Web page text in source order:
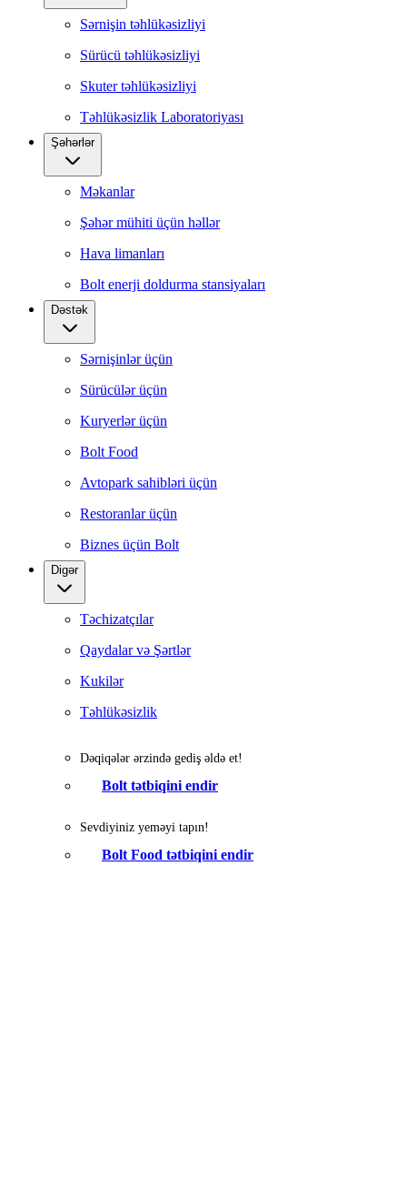
Sərnişin təhlükəsizliyi
Sürücü təhlükəsizliyi
Skuter təhlükəsizliyi
Təhlükəsizlik Laboratoriyası
Şəhərlər
Məkanlar
Şəhər mühiti üçün həllər
Hava limanları
Bolt enerji doldurma stansiyaları
Dəstək
Sərnişinlər üçün
Sürücülər üçün
Kuryerlər üçün
Bolt Food
Avtopark sahibləri üçün
Restoranlar üçün
Biznes üçün Bolt
Digər
Təchizatçılar
Qaydalar və Şərtlər
Kukilər
Təhlükəsizlik
Dəqiqələr ərzində gediş əldə et!
Bolt tətbiqini endir
Sevdiyiniz yeməyi tapın!
Bolt Food tətbiqini endir